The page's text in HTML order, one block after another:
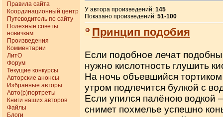
Правила сайта
Координационный центр
Путеводитель по сайту
Полезные советы
новичкам
Произведения
Комментарии
ЛитО
Форум
Текущие конкурсы
Авторские анонсы
Избранные авторы
Авто(р)портреты
Книги наших авторов
Файлы
Блоги
У автора произведений: 145
Показано произведений: 51-100
Принцип подобия
Если подобное лечат
нужно кислотность глушить
На ночь объевшийся
утром подлечится булкой с
Если упился палёною водкой –
снимет похмелье успешно